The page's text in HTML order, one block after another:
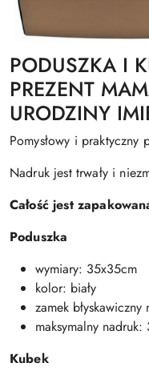
PODUSZKA I
PREZENT
URODZINY
Pomysłowy i praktyczny
Nadruk jest trwały i
Całość jest
Poduszka
wymiary: 35x35cm
kolor: biały
zamek błyskawiczny
maksymalny
Kubek